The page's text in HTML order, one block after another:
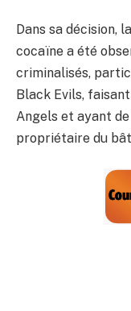
Dans sa décision,
cocaïne a été
criminalisés,
Black Evils,
Angels et ayant
propriétaire du